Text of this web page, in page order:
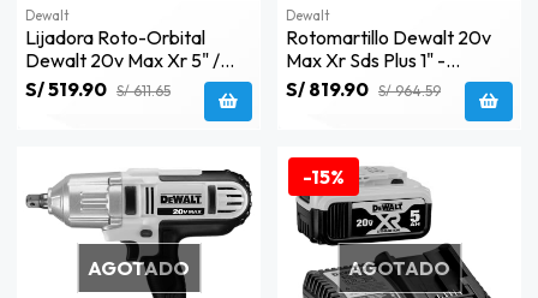
Dewalt
Lijadora Roto-Orbital
Dewalt 20v Max Xr 5" /
Solo Herramienta-
Dcw210b
S/ 519.90 S/ 611.65
Dewalt
Rotomartillo Dewalt 20v
Max Xr Sds Plus 1" -
Dch133b
S/ 819.90 S/ 964.59
AGOTADO
-15%
AGOTADO